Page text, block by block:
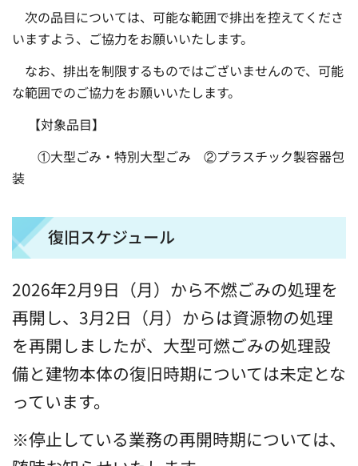
次の品目については、可能な範囲で排出を控えてくださ
いますよう、ご協力をお願いいたします。
なお、排出を制限するものではございませんので、可能
な範囲でのご協力をお願いいたします。
【対象品目】
①大型ごみ・特別大型ごみ ②プラスチック製容器包
装
復旧スケジュール
2026年2月9日（月）から不燃ごみの処理を
再開し、3月2日（月）からは資源物の処理
を再開しましたが、大型可燃ごみの処理設
備と建物本体の復旧時期については未定とな
っています。
※停止している業務の再開時期については、